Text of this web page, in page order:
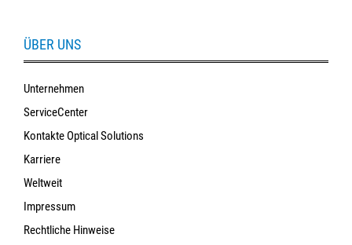
ÜBER UNS
Unternehmen
ServiceCenter
Kontakte Optical Solutions
Karriere
Weltweit
Impressum
Rechtliche Hinweise